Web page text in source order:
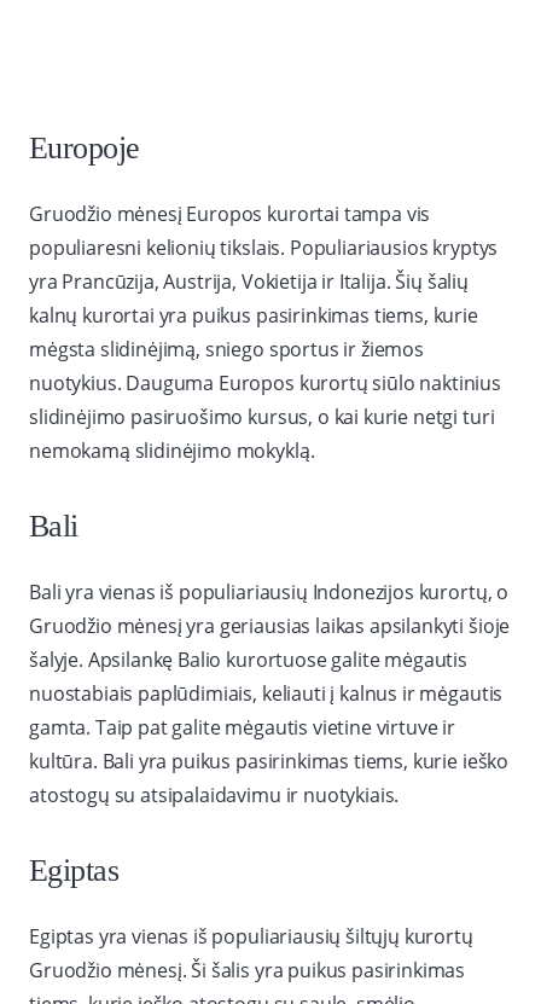
Europoje
Gruodžio mėnesį Europos kurortai tampa vis
populiaresni kelionių tikslais. Populiariausios kryptys
yra Prancūzija, Austrija, Vokietija ir Italija. Šių šalių
kalnų kurortai yra puikus pasirinkimas tiems, kurie
mėgsta slidinėjimą, sniego sportus ir žiemos
nuotykius. Dauguma Europos kurortų siūlo naktinius
slidinėjimo pasiruošimo kursus, o kai kurie netgi turi
nemokamą slidinėjimo mokyklą.
Bali
Bali yra vienas iš populiariausių Indonezijos kurortų, o
Gruodžio mėnesį yra geriausias laikas apsilankyti šioje
šalyje. Apsilankę Balio kurortuose galite mėgautis
nuostabiais paplūdimiais, keliauti į kalnus ir mėgautis
gamta. Taip pat galite mėgautis vietine virtuve ir
kultūra. Bali yra puikus pasirinkimas tiems, kurie ieško
atostogų su atsipalaidavimu ir nuotykiais.
Egiptas
Egiptas yra vienas iš populiariausių šiltųjų kurortų
Gruodžio mėnesį. Ši šalis yra puikus pasirinkimas